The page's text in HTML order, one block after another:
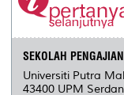
SEKOLAH
Universiti Putra
43400 UPM